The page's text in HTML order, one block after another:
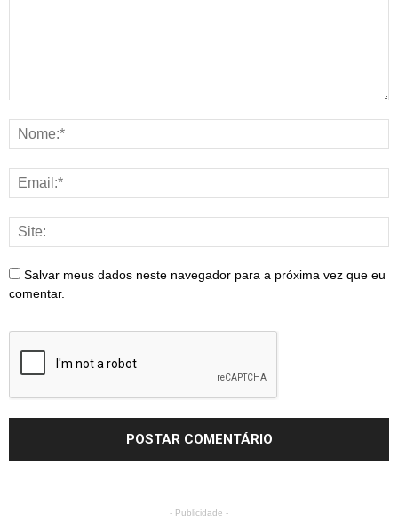
Salvar meus dados neste navegador para a próxima vez que eu
comentar.
- Publicidade -